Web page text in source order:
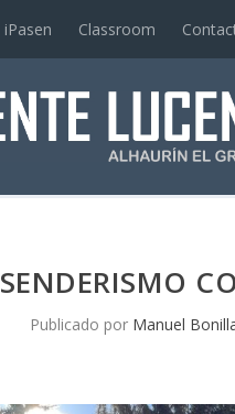
iPasen Classroom
SENDERISMO
Publicado por Manuel